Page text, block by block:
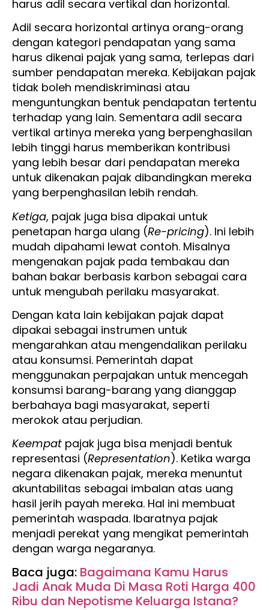
harus adil secara vertikal dan horizontal.
Adil secara horizontal artinya orang-orang
dengan kategori pendapatan yang sama
harus dikenai pajak yang sama, terlepas dari
sumber pendapatan mereka. Kebijakan pajak
tidak boleh mendiskriminasi atau
menguntungkan bentuk pendapatan tertentu
terhadap yang lain. Sementara adil secara
vertikal artinya mereka yang berpenghasilan
lebih tinggi harus memberikan kontribusi
yang lebih besar dari pendapatan mereka
untuk dikenakan pajak dibandingkan mereka
yang berpenghasilan lebih rendah.
Ketiga, pajak juga bisa dipakai untuk
penetapan harga ulang (Re-pricing). Ini lebih
mudah dipahami lewat contoh. Misalnya
mengenakan pajak pada tembakau dan
bahan bakar berbasis karbon sebagai cara
untuk mengubah perilaku masyarakat.
Dengan kata lain kebijakan pajak dapat
dipakai sebagai instrumen untuk
mengarahkan atau mengendalikan perilaku
atau konsumsi. Pemerintah dapat
menggunakan perpajakan untuk mencegah
konsumsi barang-barang yang dianggap
berbahaya bagi masyarakat, seperti
merokok atau perjudian.
Keempat pajak juga bisa menjadi bentuk
representasi (Representation). Ketika warga
negara dikenakan pajak, mereka menuntut
akuntabilitas sebagai imbalan atas uang
hasil jerih payah mereka. Hal ini membuat
pemerintah waspada. Ibaratnya pajak
menjadi perekat yang mengikat pemerintah
dengan warga negaranya.
Baca juga: Bagaimana Kamu Harus
Jadi Anak Muda Di Masa Roti Harga 400
Ribu dan Nepotisme Keluarga Istana?